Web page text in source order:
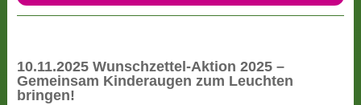
10.11.2025 Wunschzettel-Aktion 2025 –
Gemeinsam Kinderaugen zum Leuchten
bringen!